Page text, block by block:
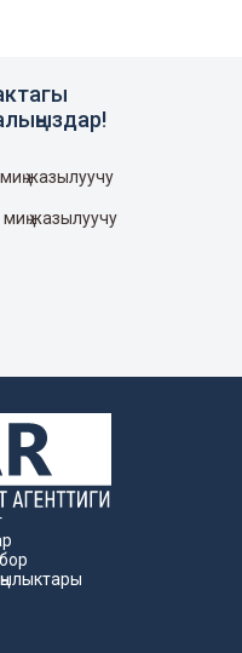
жазылуучу
миң жазылуучу